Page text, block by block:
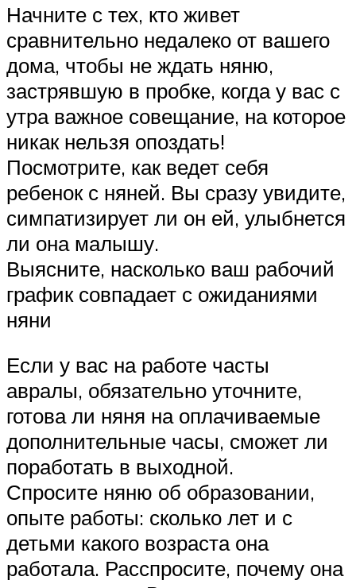
Начните с тех, кто живет
сравнительно недалеко от вашего
дома, чтобы не ждать няню,
застрявшую в пробке, когда у вас с
утра важное совещание, на которое
никак нельзя опоздать!
Посмотрите, как ведет себя
ребенок с няней. Вы сразу увидите,
симпатизирует ли он ей, улыбнется
ли она малышу.
Выясните, насколько ваш рабочий
график совпадает с ожиданиями
няни
Если у вас на работе часты
авралы, обязательно уточните,
готова ли няня на оплачиваемые
дополнительные часы, сможет ли
поработать в выходной.
Спросите няню об образовании,
опыте работы: сколько лет и с
детьми какого возраста она
работала. Расспросите, почему она